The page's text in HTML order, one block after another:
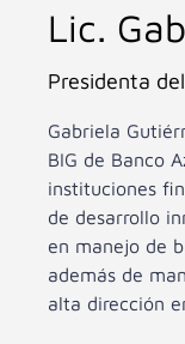
Lic.
Presidenta
Gabriela
BIG de Banco
instituciones
de desarrollo
en manejo de
además de
alta dirección